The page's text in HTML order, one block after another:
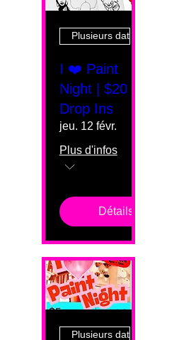
Plusieurs dates
I ❤️ Paint
Night | $20
Drop Ins
jeu. 12 févr.
Plus d'infos
Détails
Plusieurs dates